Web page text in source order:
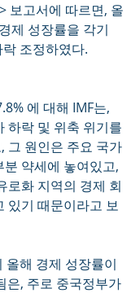
보고서에 따르면, 올
제 성장률을 각기
조정하였다.
에 대해 IMF는,
하락 및 위축 위기를
그 원인은 주요 국가
약세에 놓여있고,
로화 지역의 경제 회
있기 때문이라고 보
올해 경제 성장률이
은, 주로 중국정부가